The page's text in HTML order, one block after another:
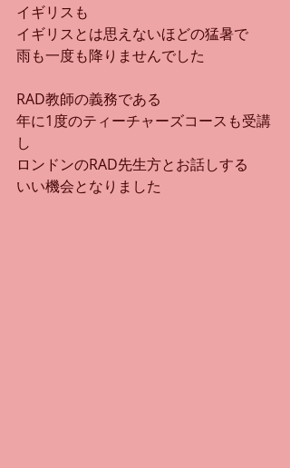
イギリスも
イギリスとは思えないほどの猛暑で
雨も一度も降りませんでした
RAD教師の義務である
年に1度のティーチャーズコースも受講
し
ロンドンのRAD先生方とお話しする
いい機会となりました